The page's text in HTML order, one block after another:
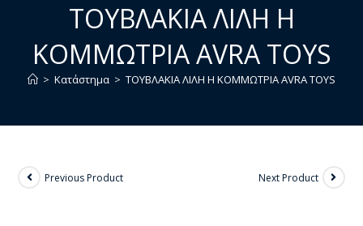
ΤΟΥΒΛΑΚΙΑ ΛΙΛΗ Η
ΚΟΜΜΩΤΡΙΑ AVRA TOYS
> Κατάστημα > ΤΟΥΒΛΑΚΙΑ ΛΙΛΗ Η ΚΟΜΜΩΤΡΙΑ AVRA TOYS
Previous Product Next Product